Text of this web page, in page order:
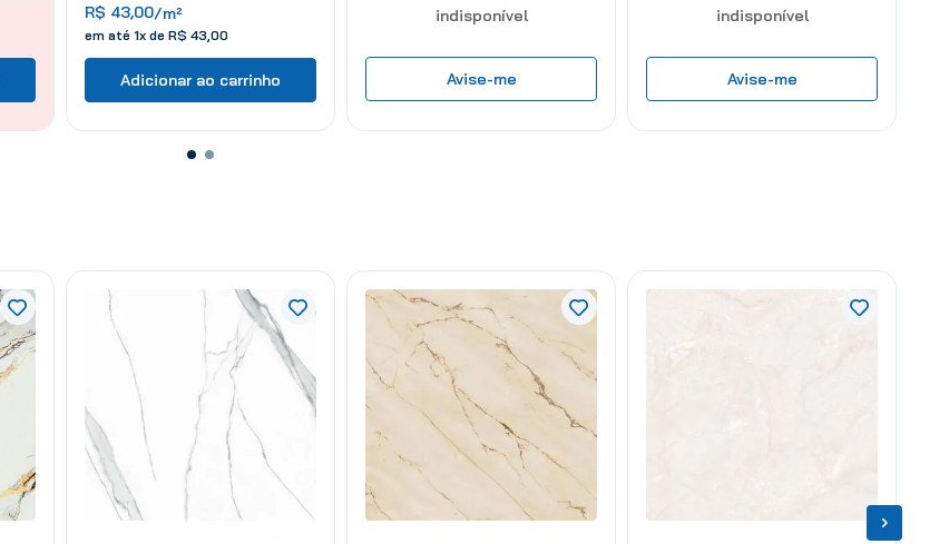
R$ 43,00/m²
em até 1x de R$ 43 00
Adicionar ao carrinho
indisponível
Avise-me
indisponível
Avise-me